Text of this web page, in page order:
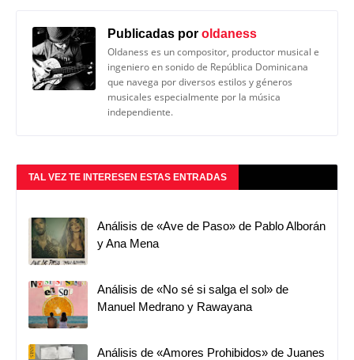
Publicadas por oldaness
Oldaness es un compositor, productor musical e
ingeniero en sonido de República Dominicana
que navega por diversos estilos y géneros
musicales especialmente por la música
independiente.
TAL VEZ TE INTERESEN ESTAS ENTRADAS
Análisis de «Ave de Paso» de Pablo Alborán
y Ana Mena
Análisis de «No sé si salga el sol» de
Manuel Medrano y Rawayana
Análisis de «Amores Prohibidos» de Juanes